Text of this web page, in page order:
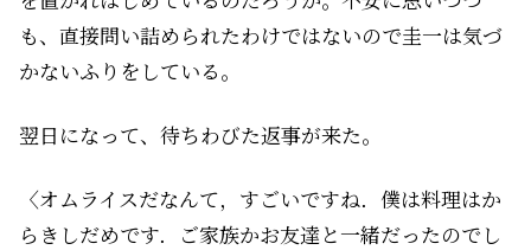
も、直接問い詰められたわけではないので圭一は気づ
かないふりをしている。
翌日になって、待ちわびた返事が来た。
〈オムライスだなんて，すごいですね．僕は料理はか
らきしだめです．ご家族かお友達と一緒だったのでし